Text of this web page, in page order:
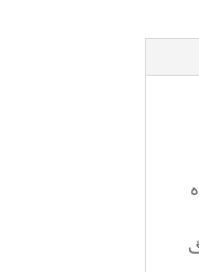
درصد و رنگ